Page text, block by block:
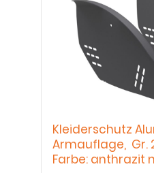
Kleiderschutz
Armauflage, Gr.
Farbe: anthrazit